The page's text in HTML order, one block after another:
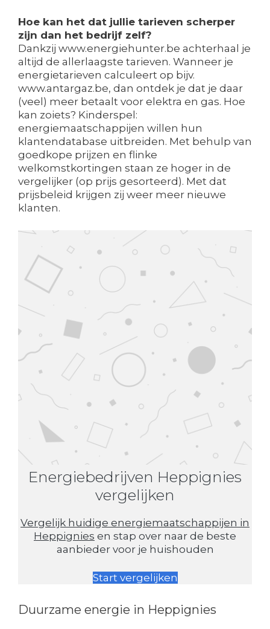
Hoe kan het dat jullie tarieven scherper
zijn dan het bedrijf zelf?
Dankzij www.energiehunter.be achterhaal je
altijd de allerlaagste tarieven. Wanneer je
energietarieven calculeert op bijv.
www.antargaz.be, dan ontdek je dat je daar
(veel) meer betaalt voor elektra en gas. Hoe
kan zoiets? Kinderspel:
energiemaatschappijen willen hun
klantendatabase uitbreiden. Met behulp van
goedkope prijzen en flinke
welkomstkortingen staan ze hoger in de
vergelijker (op prijs gesorteerd). Met dat
prijsbeleid krijgen zij weer meer nieuwe
klanten.
Energiebedrijven Heppignies
vergelijken
Vergelijk huidige energiemaatschappijen in
Heppignies en stap over naar de beste
aanbieder voor je huishouden
Start vergelijken
Duurzame energie in Heppignies